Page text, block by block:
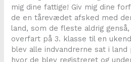
mig dine fattige! Giv mig dine
de en tårevædet afsked med
land, som de fleste aldrig
overfart på 3. klasse til en
blev alle indvandrerne sat i land
hvor de blev registreret og